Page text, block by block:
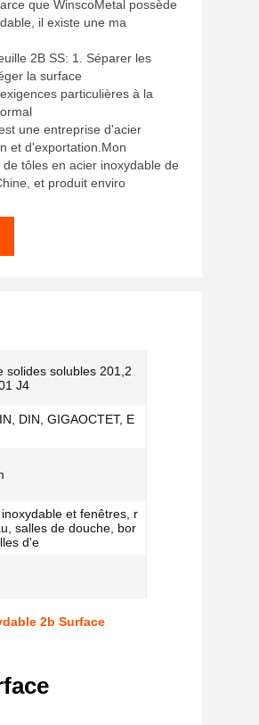
que WinscoMetal possède
il existe une ma
2B SS: 1. Séparer les
la surface
particulières à la
une entreprise d'acier
et d'exportation.Mon
tôles en acier inoxydable de
et produit enviro
solides solubles 201,2
J4
DIN, GIGAOCTET, E
et fenêtres, r
salles de douche, bor
d'e
2b Surface